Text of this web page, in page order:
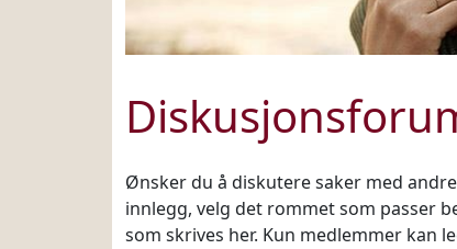
Ønsker du å diskutere saker med
innlegg, velg det rommet som passer
som skrives her. Kun medlemmer kan